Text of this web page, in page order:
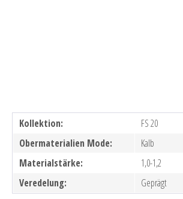
Kollektion:
FS 20
Obermaterialien Mode:
Kalb
Materialstärke:
1,0-1,2
Veredelung:
Geprägt